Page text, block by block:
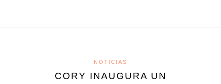
NOTICIAS
CORY INAUGURA UN